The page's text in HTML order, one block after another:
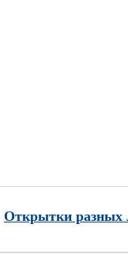
Открытки разных